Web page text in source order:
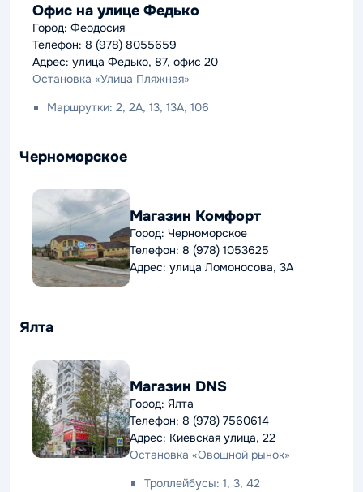
Офис на улице Федько
Город: Феодосия
Телефон: 8 (978) 8055659
Адрес: улица Федько, 87, офис 20
Остановка «Улица Пляжная»
Маршрутки: 2, 2A, 13, 13A, 106
Черноморское
Магазин Комфорт
Город: Черноморское
Телефон: 8 (978) 1053625
Адрес: улица Ломоносова, 3А
Ялта
Магазин DNS
Город: Ялта
Телефон: 8 (978) 7560614
Адрес: Киевская улица, 22
Остановка «Овощной рынок»
Троллейбусы: 1, 3, 42